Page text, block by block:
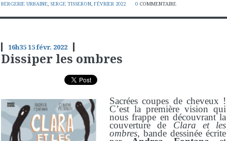
BERGERIE URBAINE, SERGE TISSERON, FÉVRIER 2022 0 COMMENTAIRE
16h3515févr. 2022
Dissiper les ombres
Sacrées coupes de cheveux !
C’est la première vision qui
nous frappe en découvrant la
couverture de Clara et les
ombres, bande dessinée écrite